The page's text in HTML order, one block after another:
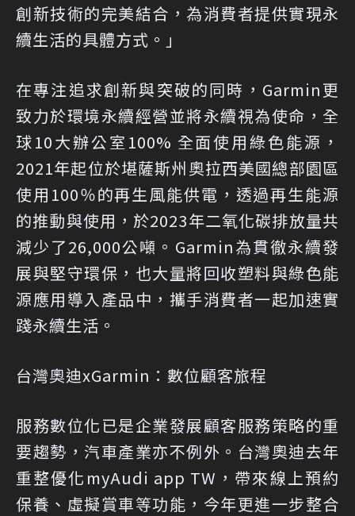
創新技術的完美結合，為消費者提供實現永
續生活的具體方式。」
在專注追求創新與突破的同時，Garmin更
致力於環境永續經營並將永續視為使命，全
球10大辦公室100% 全面使用綠色能源，
2021年起位於堪薩斯州奧拉西美國總部園區
使用100％的再生風能供電，透過再生能源
的推動與使用，於2023年二氧化碳排放量共
減少了26,000公噸。Garmin為貫徹永續發
展與堅守環保，也大量將回收塑料與綠色能
源應用導入產品中，攜手消費者一起加速實
踐永續生活。
台灣奧迪xGarmin：數位顧客旅程
服務數位化已是企業發展顧客服務策略的重
要趨勢，汽車產業亦不例外。台灣奧迪去年
重整優化myAudi app TW，帶來線上預約
保養、虛擬賞車等功能，今年更進一步整合